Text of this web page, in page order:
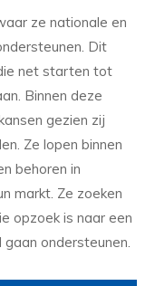
ze nationale en
Dit
net starten tot
Binnen deze
gezien zij
Ze lopen binnen
behoren in
markt. Ze zoeken
opzoek is naar een
ondersteunen.